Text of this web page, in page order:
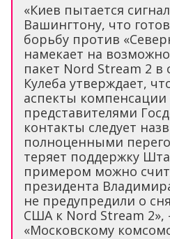
«Киев пытается
Вашингтону, что
борьбу против
намекает на
пакет Nord Stream 2 в
Кулеба утверждает,
аспекты компенсации
представителями
контакты следует
полноценными
теряет поддержку
примером можно
президента
не предупредили о
США к Nord Stream 2»,
«Московскому